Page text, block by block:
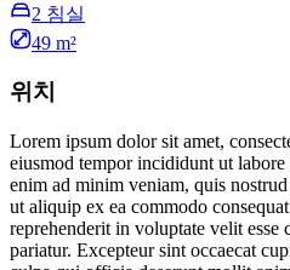
2 침실
49 m²
위치
Lorem ipsum dolor sit amet,
eiusmod tempor incididunt ut
enim ad minim veniam, quis
ut aliquip ex ea commodo
reprehenderit in voluptate velit
pariatur. Excepteur sint occaecat